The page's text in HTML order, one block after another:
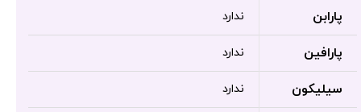
پارابن ندارد
پارافین ندارد
سیلیکون ندارد